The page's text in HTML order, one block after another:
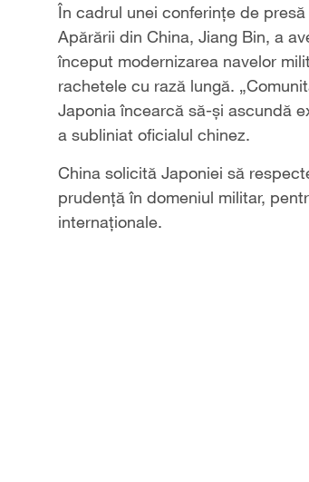
În cadrul unei conferințe de
Apărării din China, Jiang Bin, a
început modernizarea navelor
rachetele cu rază lungă.
Japonia încearcă să-și ascundă
a subliniat oficialul chinez.
China solicită Japoniei să
prudență în domeniul militar,
internaționale.